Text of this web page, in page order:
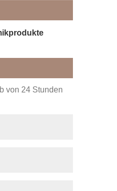
von 24 Stunden